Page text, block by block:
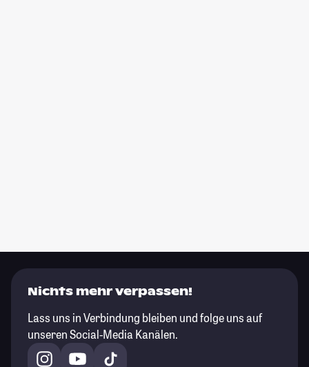
Nichts mehr verpassen!
Lass uns in Verbindung bleiben und folge uns auf
unseren Social-Media Kanälen.